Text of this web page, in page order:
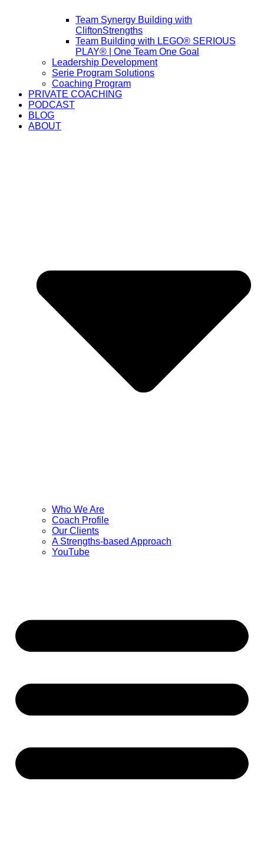
Team Synergy Building with
CliftonStrengths
Team Building with LEGO® SERIOUS
PLAY® | One Team One Goal
Leadership Development
Serie Program Solutions
Coaching Program
PRIVATE COACHING
PODCAST
BLOG
ABOUT
Who We Are
Coach Profile
Our Clients
A Strengths-based Approach
YouTube